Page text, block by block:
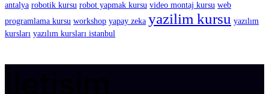
antalya robotik kursu robot yapmak kursu video montaj kursu web
programlama kursu workshop yapay zeka yazilim kursu yazılım
kursları yazılım kursları istanbul